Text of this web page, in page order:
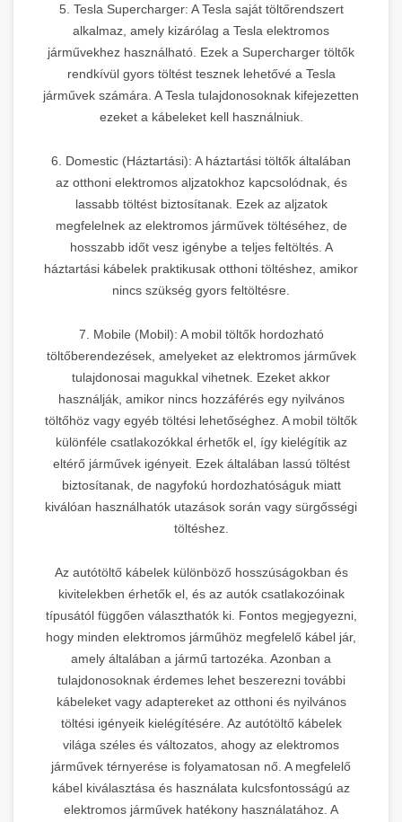
5. Tesla Supercharger: A Tesla saját töltőrendszert
alkalmaz, amely kizárólag a Tesla elektromos
járművekhez használható. Ezek a Supercharger töltők
rendkívül gyors töltést tesznek lehetővé a Tesla
járművek számára. A Tesla tulajdonosoknak kifejezetten
ezeket a kábeleket kell használniuk.
6. Domestic (Háztartási): A háztartási töltők általában
az otthoni elektromos aljzatokhoz kapcsolódnak, és
lassabb töltést biztosítanak. Ezek az aljzatok
megfelelnek az elektromos járművek töltéséhez, de
hosszabb időt vesz igénybe a teljes feltöltés. A
háztartási kábelek praktikusak otthoni töltéshez, amikor
nincs szükség gyors feltöltésre.
7. Mobile (Mobil): A mobil töltők hordozható
töltőberendezések, amelyeket az elektromos járművek
tulajdonosai magukkal vihetnek. Ezeket akkor
használják, amikor nincs hozzáférés egy nyilvános
töltőhöz vagy egyéb töltési lehetőséghez. A mobil töltők
különféle csatlakozókkal érhetők el, így kielégítik az
eltérő járművek igényeit. Ezek általában lassú töltést
biztosítanak, de nagyfokú hordozhatóságuk miatt
kiválóan használhatók utazások során vagy sürgősségi
töltéshez.
Az autótöltő kábelek különböző hosszúságokban és
kivitelekben érhetők el, és az autók csatlakozóinak
típusától függően választhatók ki. Fontos megjegyezni,
hogy minden elektromos járműhöz megfelelő kábel jár,
amely általában a jármű tartozéka. Azonban a
tulajdonosoknak érdemes lehet beszerezni további
kábeleket vagy adaptereket az otthoni és nyilvános
töltési igényeik kielégítésére. Az autótöltő kábelek
világa széles és változatos, ahogy az elektromos
járművek térnyerése is folyamatosan nő. A megfelelő
kábel kiválasztása és használata kulcsfontosságú az
elektromos járművek hatékony használatához. A